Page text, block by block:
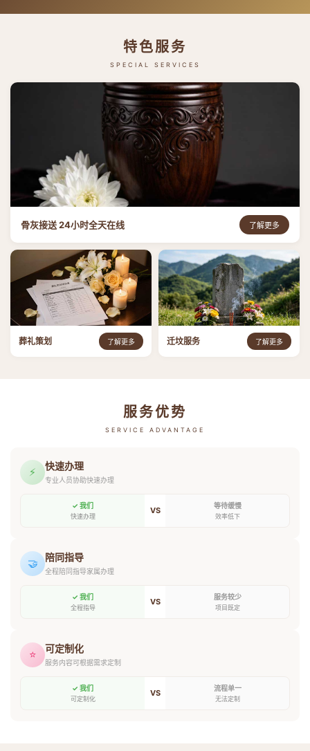
特色服务
SPECIAL SERVICES
骨灰接送 24小时全天在线 了解更多
葬礼策划 了解更多 迁坟服务 了解更多
服务优势
SERVICE ADVANTAGE
⚡ 快速办理
专业人员协助快速办理
✓ 我们
快速办理
VS 等待缓慢
效率低下
🤝 陪同指导
全程陪同指导家属办理
✓ 我们
全程指导
VS 服务较少
项目既定
⭐ 可定制化
服务内容可根据需求定制
✓ 我们
可定制化
VS 流程单一
无法定制